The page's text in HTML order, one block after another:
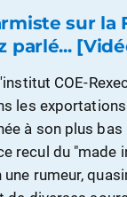
sur la
parlé...
COE-
les exportations
à son plus bas
recul du "made
rumeur,